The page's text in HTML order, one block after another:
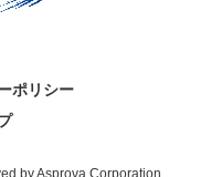
ポリシー
by Asprova Corporation.